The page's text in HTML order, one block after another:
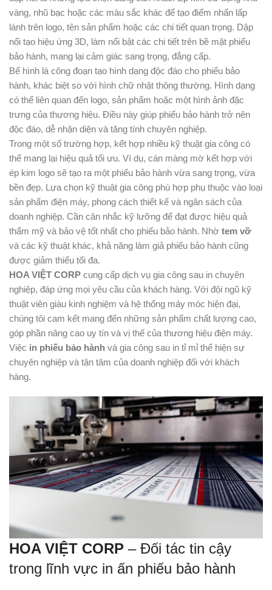
vàng, nhũ bạc hoặc các màu sắc khác để tạo điểm nhấn lấp
lánh trên logo, tên sản phẩm hoặc các chi tiết quan trọng. Dập
nổi tạo hiệu ứng 3D, làm nổi bật các chi tiết trên bề mặt phiếu
bảo hành, mang lại cảm giác sang trọng, đẳng cấp.
Bế hình là công đoạn tạo hình dạng độc đáo cho phiếu bảo
hành, khác biệt so với hình chữ nhật thông thường. Hình dạng
có thể liên quan đến logo, sản phẩm hoặc một hình ảnh đặc
trưng của thương hiệu. Điều này giúp phiếu bảo hành trở nên
độc đáo, dễ nhận diện và tăng tính chuyên nghiệp.
Trong một số trường hợp, kết hợp nhiều kỹ thuật gia công có
thể mang lại hiệu quả tối ưu. Ví dụ, cán màng mờ kết hợp với
ép kim logo sẽ tạo ra một phiếu bảo hành vừa sang trọng, vừa
bền đẹp. Lựa chọn kỹ thuật gia công phù hợp phụ thuộc vào loại
sản phẩm điện máy, phong cách thiết kế và ngân sách của
doanh nghiệp. Cần cân nhắc kỹ lưỡng để đạt được hiệu quả
thẩm mỹ và bảo vệ tốt nhất cho phiếu bảo hành. Nhờ tem vỡ
và các kỹ thuật khác, khả năng làm giả phiếu bảo hành cũng
được giảm thiểu tối đa.
HOA VIỆT CORP cung cấp dịch vụ gia công sau in chuyên
nghiệp, đáp ứng mọi yêu cầu của khách hàng. Với đội ngũ kỹ
thuật viên giàu kinh nghiệm và hệ thống máy móc hiện đại,
chúng tôi cam kết mang đến những sản phẩm chất lượng cao,
góp phần nâng cao uy tín và vị thế của thương hiệu điện máy.
Việc in phiếu bảo hành và gia công sau in tỉ mỉ thể hiện sự
chuyên nghiệp và tận tâm của doanh nghiệp đối với khách
hàng.
HOA VIỆT CORP – Đối tác tin cậy
trong lĩnh vực in ấn phiếu bảo hành